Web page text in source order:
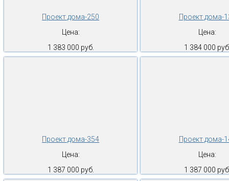
Проект дома-250
Цена:
1 383 000 руб.
Проект дома-
Цена:
1 384 000
Проект дома-354
Цена:
1 387 000 руб.
Проект дома-
Цена:
1 387 000